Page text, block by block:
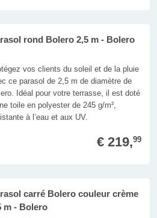
rond Bolero 2,5 m - Bolero
vos clients du soleil et de la pluie
ce parasol de 2,5 m de diamètre de
Idéal pour votre terrasse, il est doté
toile en polyester de 245 g/m²,
à l’eau et aux UV.
€ 219,99
carré Bolero couleur crème
m - Bolero